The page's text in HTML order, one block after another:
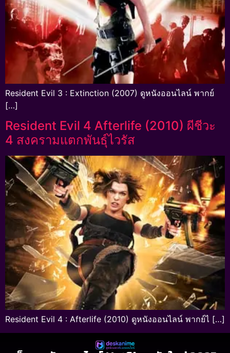
Resident Evil 3 : Extinction (2007) ดูหนังออนไลน์ พากย์
[…]
Resident Evil 4 Afterlife (2010) ผีชีวะ
4 สงครามแตกพันธุ์ไวรัส
Resident Evil 4 : Afterlife (2010) ดูหนังออนไลน์ พากย์ไ […]